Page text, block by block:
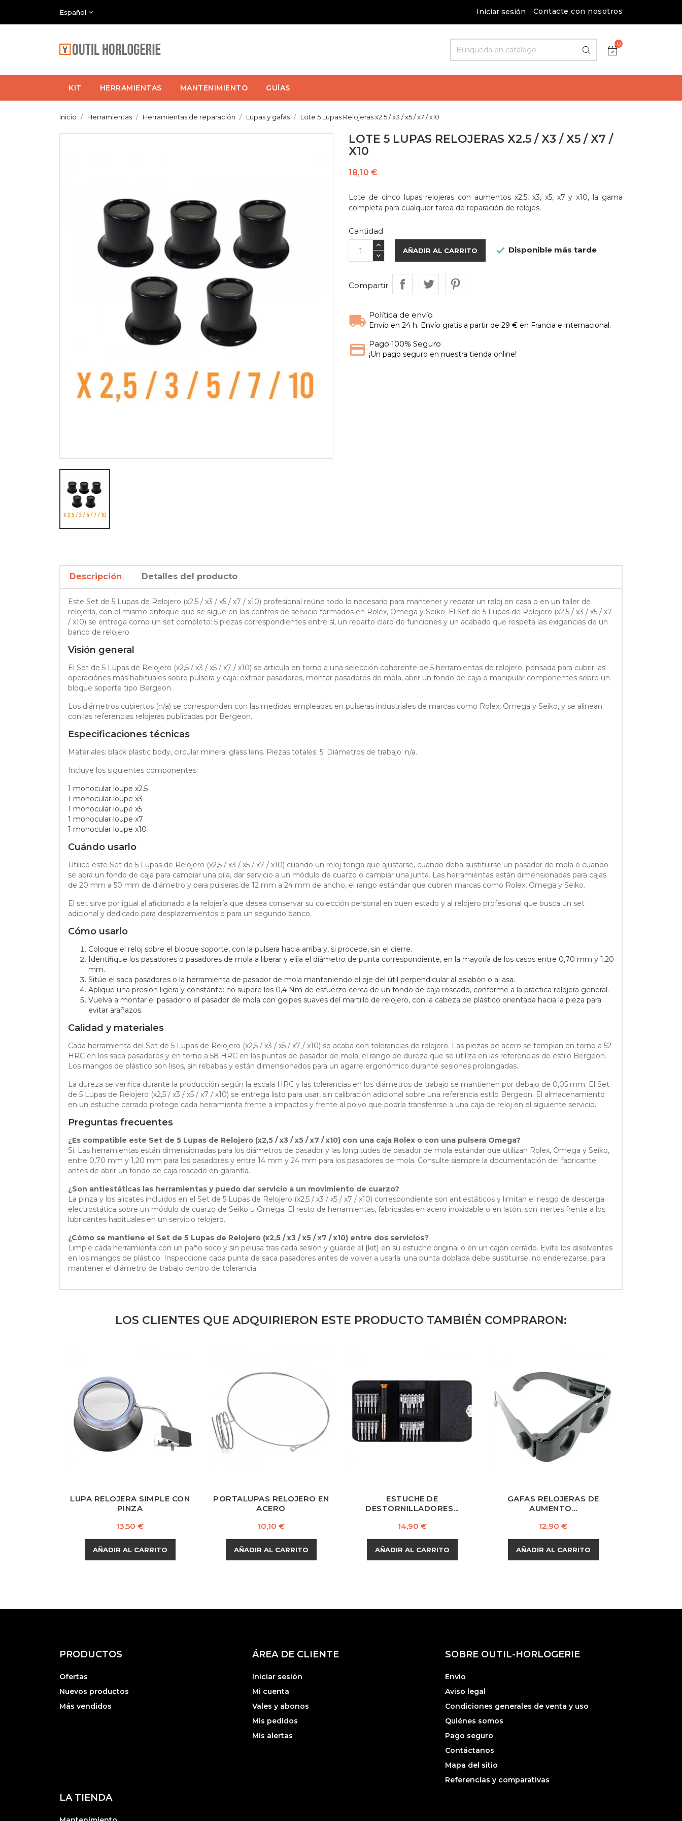
Español Iniciar sesión Contacte con nosotros
0
KIT HERRAMIENTAS MANTENIMIENTO GUÍAS
Inicio Herramientas Herramientas de reparación Lupas y gafas Lote 5 Lupas Relojeras x2.5 / x3 / x5 / x7 / x10
LOTE 5 LUPAS RELOJERAS X2.5 / X3 / X5 / X7 /
X10
18,10 €
Lote de cinco lupas relojeras con aumentos x2,5, x3, x5, x7 y x10, la gama
completa para cualquier tarea de reparación de relojes.
Cantidad
AÑADIR AL CARRITO  Disponible más tarde
Compartir
Política de envío
Envío en 24 h. Envío gratis a partir de 29 € en Francia e internacional.
Pago 100% Seguro
¡Un pago seguro en nuestra tienda online!
Descripción Detalles del producto
Este Set de 5 Lupas de Relojero (x2,5 / x3 / x5 / x7 / x10) profesional reúne todo lo necesario para mantener y reparar un reloj en casa o en un taller de
relojería, con el mismo enfoque que se sigue en los centros de servicio formados en Rolex, Omega y Seiko. El Set de 5 Lupas de Relojero (x2,5 / x3 / x5 / x7
/ x10) se entrega como un set completo: 5 piezas correspondientes entre sí, un reparto claro de funciones y un acabado que respeta las exigencias de un
banco de relojero.
Visión general
El Set de 5 Lupas de Relojero (x2,5 / x3 / x5 / x7 / x10) se articula en torno a una selección coherente de 5 herramientas de relojero, pensada para cubrir las
operaciónes más habituales sobre pulsera y caja: extraer pasadores, montar pasadores de mola, abrir un fondo de caja o manipular componentes sobre un
bloque soporte tipo Bergeon.
Los diámetros cubiertos (n/a) se corresponden con las medidas empleadas en pulseras industriales de marcas como Rolex, Omega y Seiko, y se alinean
con las referencias relojeras publicadas por Bergeon.
Especificaciones técnicas
Materiales: black plastic body, circular mineral glass lens. Piezas totales: 5. Diámetros de trabajo: n/a.
Incluye los siguientes componentes:
1 monocular loupe x2.5
1 monocular loupe x3
1 monocular loupe x5
1 monocular loupe x7
1 monocular loupe x10
Cuándo usarlo
Utilice este Set de 5 Lupas de Relojero (x2,5 / x3 / x5 / x7 / x10) cuando un reloj tenga que ajustarse, cuando deba sustituirse un pasador de mola o cuando
se abra un fondo de caja para cambiar una pila, dar servicio a un módulo de cuarzo o cambiar una junta. Las herramientas están dimensionadas para cajas
de 20 mm a 50 mm de diámetro y para pulseras de 12 mm a 24 mm de ancho, el rango estándar que cubren marcas como Rolex, Omega y Seiko.
El set sirve por igual al aficionado a la relojería que desea conservar su colección personal en buen estado y al relojero profesional que busca un set
adicional y dedicado para desplazamientos o para un segundo banco.
Cómo usarlo
Coloque el reloj sobre el bloque soporte, con la pulsera hacia arriba y, si procede, sin el cierre.
Identifique los pasadores o pasadores de mola a liberar y elija el diámetro de punta correspondiente, en la mayoría de los casos entre 0,70 mm y 1,20
mm.
Sitúe el saca pasadores o la herramienta de pasador de mola manteniendo el eje del útil perpendicular al eslabón o al asa.
Aplique una presión ligera y constante: no supere los 0,4 Nm de esfuerzo cerca de un fondo de caja roscado, conforme a la práctica relojera general.
Vuelva a montar el pasador o el pasador de mola con golpes suaves del martillo de relojero, con la cabeza de plástico orientada hacia la pieza para
evitar arañazos.
Calidad y materiales
Cada herramienta del Set de 5 Lupas de Relojero (x2,5 / x3 / x5 / x7 / x10) se acaba con tolerancias de relojero. Las piezas de acero se templan en torno a 52
HRC en los saca pasadores y en torno a 58 HRC en las puntas de pasador de mola, el rango de dureza que se utiliza en las referencias de estilo Bergeon.
Los mangos de plástico son lisos, sin rebabas y están dimensionados para un agarre ergonómico durante sesiones prolongadas.
La dureza se verifica durante la producción según la escala HRC y las tolerancias en los diámetros de trabajo se mantienen por debajo de 0,05 mm. El Set
de 5 Lupas de Relojero (x2,5 / x3 / x5 / x7 / x10) se entrega listo para usar, sin calibración adicional sobre una referencia estilo Bergeon. El almacenamiento
en un estuche cerrado protege cada herramienta frente a impactos y frente al polvo que podría transferirse a una caja de reloj en el siguiente servicio.
Preguntas frecuentes
¿Es compatible este Set de 5 Lupas de Relojero (x2,5 / x3 / x5 / x7 / x10) con una caja Rolex o con una pulsera Omega?
Sí. Las herramientas están dimensionadas para los diámetros de pasador y las longitudes de pasador de mola estándar que utilizan Rolex, Omega y Seiko,
entre 0,70 mm y 1,20 mm para los pasadores y entre 14 mm y 24 mm para los pasadores de mola. Consulte siempre la documentación del fabricante
antes de abrir un fondo de caja roscado en garantía.
¿Son antiestáticas las herramientas y puedo dar servicio a un movimiento de cuarzo?
La pinza y los alicates incluidos en el Set de 5 Lupas de Relojero (x2,5 / x3 / x5 / x7 / x10) correspondiente son antiestáticos y limitan el riesgo de descarga
electrostática sobre un módulo de cuarzo de Seiko u Omega. El resto de herramientas, fabricadas en acero inoxidable o en latón, son inertes frente a los
lubricantes habituales en un servicio relojero.
¿Cómo se mantiene el Set de 5 Lupas de Relojero (x2,5 / x3 / x5 / x7 / x10) entre dos servicios?
Limpie cada herramienta con un paño seco y sin pelusa tras cada sesión y guarde el {kit} en su estuche original o en un cajón cerrado. Evite los disolventes
en los mangos de plástico. Inspeccione cada punta de saca pasadores antes de volver a usarla: una punta doblada debe sustituirse, no enderezarse, para
mantener el diámetro de trabajo dentro de tolerancia.
LOS CLIENTES QUE ADQUIRIERON ESTE PRODUCTO TAMBIÉN COMPRARON:
LUPA RELOJERA SIMPLE CON
PINZA
Precio
13,50 €
AÑADIR AL CARRITO
PORTALUPAS RELOJERO EN
ACERO
Precio
10,10 €
AÑADIR AL CARRITO
ESTUCHE DE
DESTORNILLADORES...
Precio
14,90 €
AÑADIR AL CARRITO
GAFAS RELOJERAS DE
AUMENTO...
Precio
12,90 €
AÑADIR AL CARRITO
PRODUCTOS
Ofertas
Nuevos productos
Más vendidos
ÁREA DE CLIENTE
Iniciar sesión
Mi cuenta
Vales y abonos
Mis pedidos
Mis alertas
SOBRE OUTIL-HORLOGERIE
Envío
Aviso legal
Condiciones generales de venta y uso
Quiénes somos
Pago seguro
Contáctanos
Mapa del sitio
Referencias y comparativas
LA TIENDA